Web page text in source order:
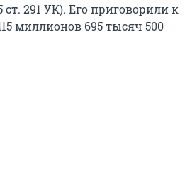
291 УК). Его приговорили к
миллионов 695 тысяч 500